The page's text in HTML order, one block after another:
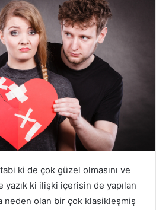
ki de çok güzel olmasını ve
ki ilişki içerisin de yapılan
neden olan bir çok klasikleşmiş